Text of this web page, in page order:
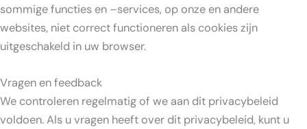
sommige functies en –services, op onze en andere
websites, niet correct functioneren als cookies zijn
uitgeschakeld in uw browser.
Vragen en feedback
We controleren regelmatig of we aan dit privacybeleid
voldoen. Als u vragen heeft over dit privacybeleid, kunt u